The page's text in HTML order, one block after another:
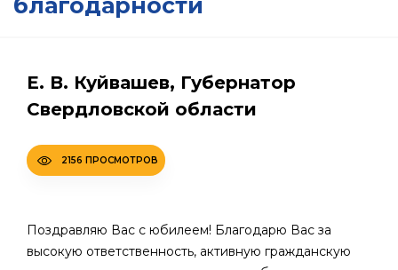
благодарности
Е. В. Куйвашев, Губернатор
Свердловской области
2156 ПРОСМОТРОВ
Поздравляю Вас с юбилеем! Благодарю Вас за
высокую ответственность, активную гражданскую